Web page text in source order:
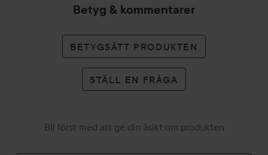
Betyg & kommentarer
BETYGSÄTT PRODUKTEN
STÄLL EN FRÅGA
Bli först med att ge din åsikt om produkten